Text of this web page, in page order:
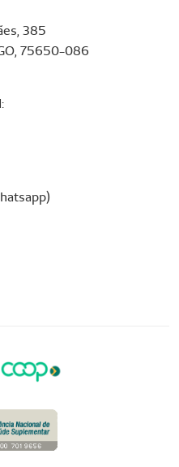
385
75650-086